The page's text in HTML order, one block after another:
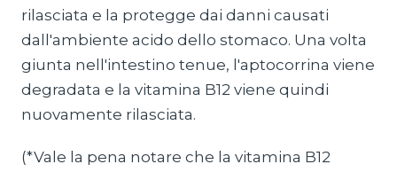
rilasciata e la protegge dai danni causati
dall'ambiente acido dello stomaco. Una volta
giunta nell'intestino tenue, l'aptocorrina viene
degradata e la vitamina B12 viene quindi
nuovamente rilasciata.
(*Vale la pena notare che la vitamina B12